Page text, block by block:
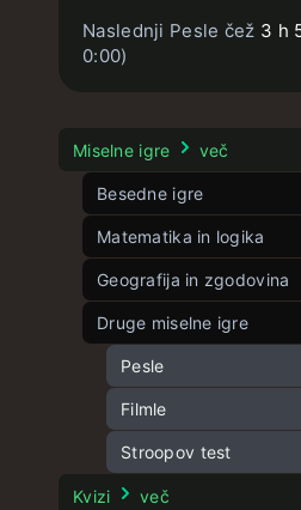
Naslednji Pesle čež 3 h
0:00)
Miselne igre več
Besedne igre
Veliki kontekstle
Kontekstle
Besedle neomejeno
Besedle 4 črke
Packa
Dvojle neomejeno
Besedko
Matematika in logika
Kotle neomejeno
Pet kotov neomejeno
Sestavljanka 8
Sestavljanka 15
Potapljanje ladjic
Številko
Geografija in zgodovina
Zastavle neomejeno
Državle
Večja država
ZDAle neomejeno
ZDAle zastave
Druge miselne igre
Pesle
Filmle
Stroopov test
Kvizi več